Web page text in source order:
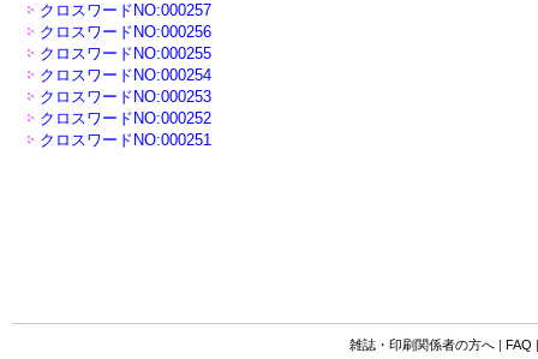
クロスワードNO:000257
クロスワードNO:000256
クロスワードNO:000255
クロスワードNO:000254
クロスワードNO:000253
クロスワードNO:000252
クロスワードNO:000251
雑誌・印刷関係者の方へ| FAQ